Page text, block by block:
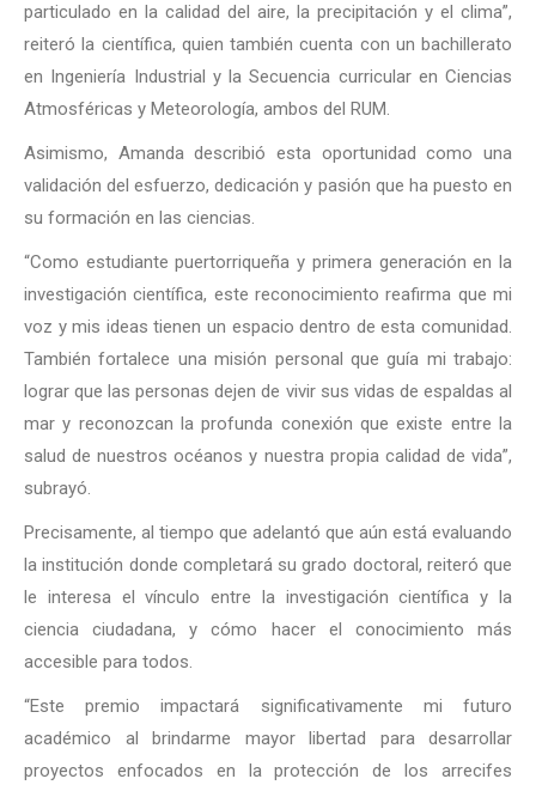
particulado en la calidad del aire, la precipitación y el clima”,
reiteró la científica, quien también cuenta con un bachillerato
en Ingeniería Industrial y la Secuencia curricular en Ciencias
Atmosféricas y Meteorología, ambos del RUM.
Asimismo, Amanda describió esta oportunidad como una
validación del esfuerzo, dedicación y pasión que ha puesto en
su formación en las ciencias.
“Como estudiante puertorriqueña y primera generación en la
investigación científica, este reconocimiento reafirma que mi
voz y mis ideas tienen un espacio dentro de esta comunidad.
También fortalece una misión personal que guía mi trabajo:
lograr que las personas dejen de vivir sus vidas de espaldas al
mar y reconozcan la profunda conexión que existe entre la
salud de nuestros océanos y nuestra propia calidad de vida”,
subrayó.
Precisamente, al tiempo que adelantó que aún está evaluando
la institución donde completará su grado doctoral, reiteró que
le interesa el vínculo entre la investigación científica y la
ciencia ciudadana, y cómo hacer el conocimiento más
accesible para todos.
“Este premio impactará significativamente mi futuro
académico al brindarme mayor libertad para desarrollar
proyectos enfocados en la protección de los arrecifes